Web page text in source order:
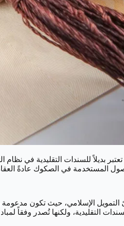
بديلاً للسندات التقليدية في
المستخدمة في الصكوك عادةً
الإسلامي، حيث تكون
التقليدية، ولكنها تُصدر وفقاً